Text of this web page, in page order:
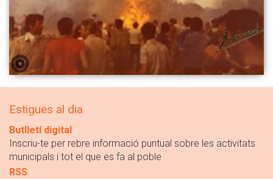
Estigues al dia
Butlletí digital
Inscriu-te per rebre informació puntual sobre les activitats
municipals i tot el que es fa al poble
RSS